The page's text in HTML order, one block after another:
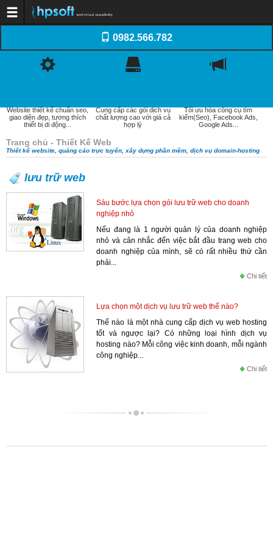
Thiết kế website
Dịch vụ Tên miền
Dịch vụ Web Hosting
Thiết kế Logo, Profile
Khách hàng
Kiến thức
Kiến thức Website
Domain - WebHosting
Internet và Email
Tối ưu hóa web (SEO)
Thương mại điện tử
Tài liệu thiết kế Web
Báo giá
Thiết kế website
Quảng cáo trực tuyến
Domain-Hosting
Quản trị website
Liên hệ
0982.566.782
Website thiết kế chuẩn seo,
giao diện đẹp, tương thích
thiết bị di động...
Cung cấp các gói dịch vụ
chất lượng cao với giá cả
hợp lý
Tối ưu hóa công cụ tìm
kiếm(Seo), Facebook Ads,
Google Ads...
Trang chủ - Thiết Kế Web
Thiết kế website, quảng cáo trực tuyến, xây dựng phần mềm, dịch vụ domain-hosting
lưu trữ web
Sáu bước lựa chọn gói lưu trữ web cho doanh
nghiệp nhỏ
Nếu đang là 1 người quản lý của doanh nghiệp
nhỏ và cân nhắc đến việc bắt đầu trang web cho
doanh nghiệp của mình, sẽ có rất nhiều thứ cần
phải...
Chi tiết
Lựa chọn một dịch vụ lưu trữ web thế nào?
Thế nào là một nhà cung cấp dịch vụ web hosting
tốt và ngược lại? Có những loại hình dịch vụ
hosting nào? Mỗi công việc kinh doanh, mỗi ngành
công nghiệp...
Chi tiết